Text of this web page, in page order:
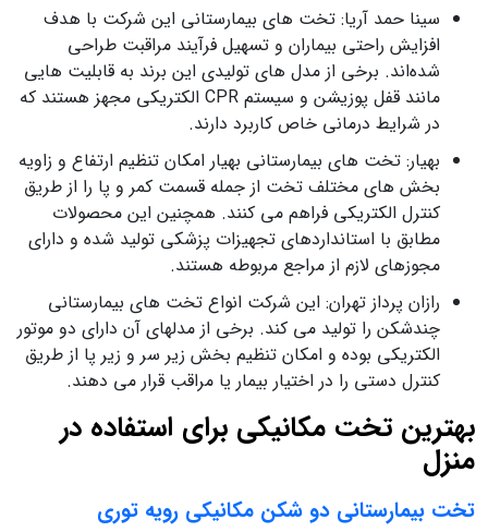
سینا حمد آریا: تخت های بیمارستانی این شرکت با هدف
افزایش راحتی بیماران و تسهیل فرآیند مراقبت طراحی
شده‌اند. برخی از مدل های تولیدی این برند به قابلیت هایی
مانند قفل پوزیشن و سیستم CPR الکتریکی مجهز هستند که
در شرایط درمانی خاص کاربرد دارند.
بهیار: تخت های بیمارستانی بهیار امکان تنظیم ارتفاع و زاویه
بخش های مختلف تخت از جمله قسمت کمر و پا را از طریق
کنترل الکتریکی فراهم می کنند. همچنین این محصولات
مطابق با استانداردهای تجهیزات پزشکی تولید شده و دارای
مجوزهای لازم از مراجع مربوطه هستند.
رازان پرداز تهران: این شرکت انواع تخت های بیمارستانی
چندشکن را تولید می کند. برخی از مدلهای آن دارای دو موتور
الکتریکی بوده و امکان تنظیم بخش زیر سر و زیر پا از طریق
کنترل دستی را در اختیار بیمار یا مراقب قرار می دهند.
بهترین تخت مکانیکی برای استفاده در
منزل
تخت بیمارستانی دو شکن مکانیکی رویه توری